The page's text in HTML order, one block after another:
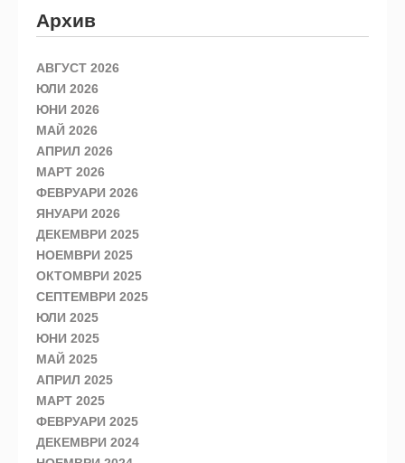
Архив
АВГУСТ 2026
ЮЛИ 2026
ЮНИ 2026
МАЙ 2026
АПРИЛ 2026
МАРТ 2026
ФЕВРУАРИ 2026
ЯНУАРИ 2026
ДЕКЕМВРИ 2025
НОЕМВРИ 2025
ОКТОМВРИ 2025
СЕПТЕМВРИ 2025
ЮЛИ 2025
ЮНИ 2025
МАЙ 2025
АПРИЛ 2025
МАРТ 2025
ФЕВРУАРИ 2025
ДЕКЕМВРИ 2024